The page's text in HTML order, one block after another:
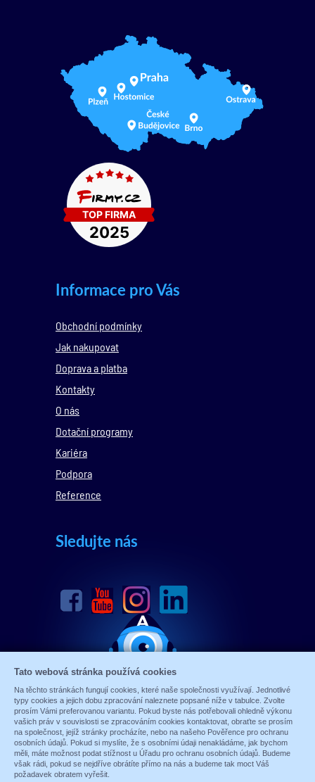
Informace pro Vás
Obchodní podmínky
Jak nakupovat
Doprava a platba
Kontakty
O nás
Dotační programy
Kariéra
Podpora
Reference
Sledujte nás
© 1989 - 2026 ALARM ABSOLON, spol. s.r.o.
Sun-shop
Tato webová stránka používá cookies
Na těchto stránkách fungují cookies, které naše společnosti využívají. Jednotlivé
typy cookies a jejich dobu zpracování naleznete popsané níže v tabulce. Zvolte
prosím Vámi preferovanou variantu. Pokud byste nás potřebovali ohledně výkonu
vašich práv v souvislosti se zpracováním cookies kontaktovat, obraťte se prosím
na společnost, jejíž stránky procházíte, nebo na našeho Pověřence pro ochranu
osobních údajů. Pokud si myslíte, že s osobními údaji nenakládáme, jak bychom
měli, máte možnost podat stížnost u Úřadu pro ochranu osobních údajů. Budeme
však rádi, pokud se nejdříve obrátíte přímo na nás a budeme tak moct Váš
požadavek obratem vyřešit.